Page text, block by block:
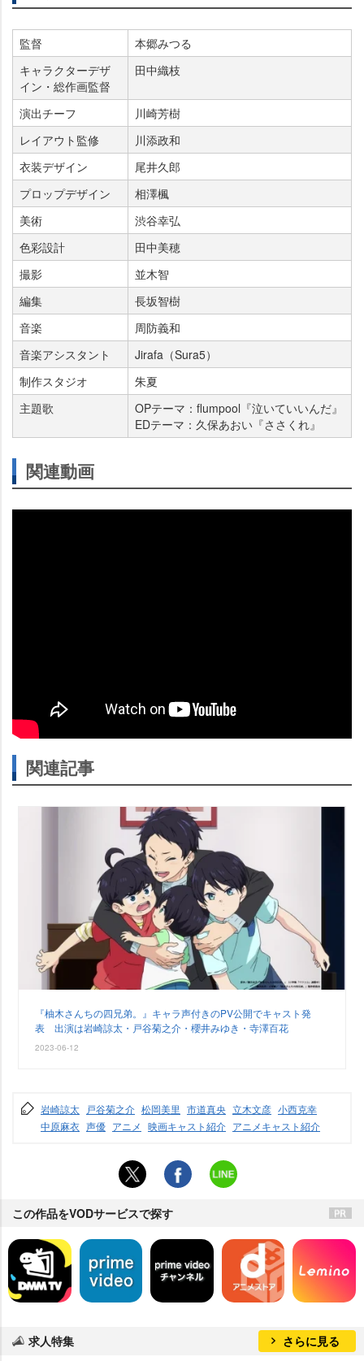
監督
本郷みつる
キャラクターデザ
イン・総作画監督
田中織枝
演出チーフ
川崎芳樹
レイアウト監修
川添政和
衣装デザイン
尾井久郎
プロップデザイン
相澤楓
美術
渋谷幸弘
色彩設計
田中美穂
撮影
並木智
編集
長坂智樹
音楽
周防義和
音楽アシスタント
Jirafa（Sura5）
制作スタジオ
朱夏
主題歌
OPテーマ：flumpool『泣いていいんだ』
EDテーマ：久保あおい『ささくれ』
関連動画
関連記事
『柚木さんちの四兄弟。』キャラ声付きのPV公開でキャスト発
表 出演は岩崎諒太・戸谷菊之介・櫻井みゆき・寺澤百花
2023-06-12
崎諒太 戸谷菊之介 松岡美里 市道真央 立木文彦 小西克幸
中原麻衣 声優 アニメ 映画キャスト紹介 アニメキャスト紹介
この作品をVODサービスで探す
求人特集 さらに見る